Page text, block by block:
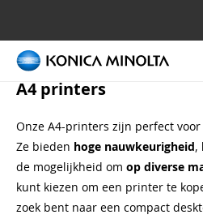
Printers per categorie
A4 printers
Onze A4-printers zijn perfect
Ze bieden hoge nauwkeurigheid,
de mogelijkheid om op diverse
kunt kiezen om een printer te
zoek bent naar een compact